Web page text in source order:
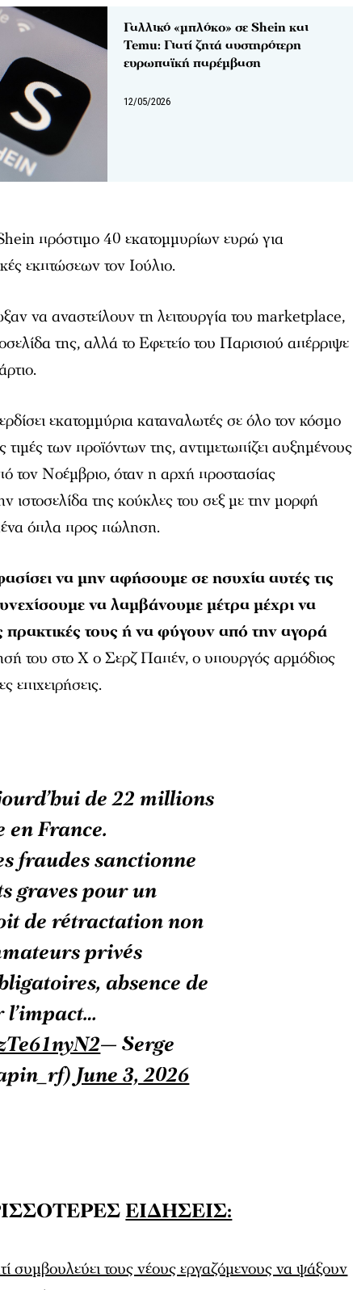
Γαλλικό «μπλόκο» σε Shein και
Temu: Γιατί ζητά αυστηρότερη
ευρωπαϊκή παρέμβαση
12/05/2026
πρόστιμο 40 εκατομμυρίων ευρώ για
εκπτώσεων τον Ιούλιο.
να αναστείλουν τη λειτουργία του marketplace,
της, αλλά το Εφετείο του Παρισιού απέρριψε
εκατομμύρια καταναλωτές σε όλο τον κόσμο
των προϊόντων της, αντιμετωπίζει αυξημένους
τον Νοέμβριο, όταν η αρχή προστασίας
ιστοσελίδα της κούκλες του σεξ με την μορφή
όπλα προς πώληση.
να μην αφήσουμε σε ησυχία αυτές τις
να λαμβάνουμε μέτρα μέχρι να
τους ή να φύγουν από την αγορά
του στο Χ ο Σερζ Παπέν, ο υπουργός αρμόδιος
επιχειρήσεις.
de 22 millions
en France.
fraudes sanctionne
graves pour un
de rétractation non
privés
absence de
— Serge
June 3, 2026
ΕΙΔΗΣΕΙΣ:
συμβουλεύει τους νέους εργαζόμενους να ψάξουν